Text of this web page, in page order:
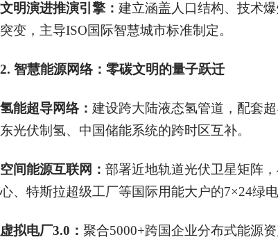
文明演进推演引擎： 建立涵盖人口结构、技术
突变，主导ISO国际智慧城市标准制定。
2. 智慧能源网络：零碳文明的量子跃迁
氢能超导网络： 建设跨大陆液态氢管道，配套
东光伏制氢、中国储能系统的跨时区互补。
空间能源互联网： 部署近地轨道光伏卫星矩阵
心、特斯拉超级工厂等国际用能大户的7×24绿电
虚拟电厂3.0： 聚合5000+跨国企业分布式能源